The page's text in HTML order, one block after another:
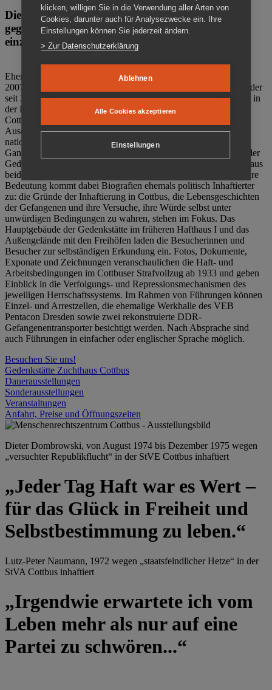
Die Gedenkstätte Zuchthaus Cottbus ist ein Ort
gegen das Vergessen. Anschaulich, nah und
einzigartig.
Ehemalige politische Häftlinge der DDR gründeten im Oktober
2007 den Verein Menschenrechtszentrum Cottbus e. V. (MRZ), der
seit 2011 Eigentümer des ehemaligen Gefängnisses (1860-2002) in
der Bautzener Straße und Träger der Gedenkstätte Zuchthaus
Cottbus ist. Im Zentrum der Arbeit der Gedenkstätte steht die
Auseinandersetzung mit politischem Unrecht während der
nationalsozialistischen Terrorherrschaft und der SED-Diktatur.
Ganzjährig zeigen mehrere Dauer- und Sonderausstellungen in der
Gedenkstätte Zuchthaus Cottbus Beispiele politischen Unrechts aus
beiden deutschen Diktaturen des 20. Jahrhunderts. Eine besondere
Bedeutung kommt dabei Biografien ehemals politisch Inhaftierter
zu: die Gründe der Inhaftierung in Cottbus, die Lebensgeschichten
der Gefangenen und ihre Versuche, ihre Würde selbst unter
unwürdigen Bedingungen zu wahren, stehen im Fokus. Das
Hauptgebäude der Gedenkstätte im früheren Hafthaus I und das
Außengelände mit den Freihöfen laden die Besucherinnen und
Besucher zur selbständigen Erkundung ein. Fotos, Dokumente,
Exponate und Zeichnungen veranschaulichen die Haft- und
Arbeitsbedingungen im Cottbuser Strafvollzug ab 1933 und geben
Einblick in die Verfolgungs- und Repressionsmechanismen des
jeweiligen Herrschaftssystems. Im Rahmen von Führungen können
Einzel- und Arrestzellen, die ehemalige Werkhalle des VEB
Pentacon Dresden sowie zwei rekonstruierte DDR-
Gefangenentransporter besichtigt werden. Nach Absprache sind
auch Führungen in einfacher oder englischer Sprache möglich.
Besuchen Sie uns!
Gedenkstätte Zuchthaus Cottbus
Dauerausstellungen
Sonderausstellungen
Veranstaltungen
Anfahrt, Preise und Öffnungszeiten
Dieter Dombrowski, von August 1974 bis Dezember 1975 wegen
„versuchter Republikflucht“ in der StVE Cottbus inhaftiert
„Jeder Tag Haft war es Wert –
für das Glück in Freiheit und
Selbstbestimmung zu leben.“
Lutz-Peter Naumann, 1972 wegen „staatsfeindlicher Hetze“ in der
StVA Cottbus inhaftiert
„Irgendwie erwartete ich vom
Leben mehr als nur auf eine
Partei zu schwören...“
klicken, willigen Sie in die Verwendung aller Arten von
Cookies, darunter auch für Analysezwecke ein. Ihre
Einstellungen können Sie jederzeit ändern.
> Zur Datenschutzerklärung
Ablehnen
Alle Cookies akzeptieren
Einstellungen